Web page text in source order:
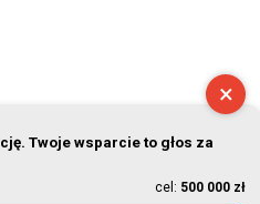
×
Twoje wsparcie to głos za
cel: 500 000 zł